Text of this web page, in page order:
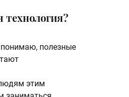
понимаю, полезные
этим